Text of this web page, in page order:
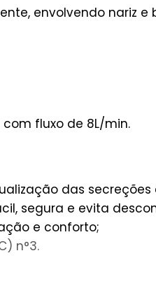
envolvendo nariz
fluxo de 8L/min.
das
segura e evita
e conforto;
n°3.